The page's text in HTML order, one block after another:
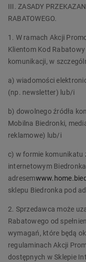
III. ZASADY
RABATOWEGO.
1. W ramach Akcji
Klientom Kod
komunikacji, w
a) wiadomości
(np. newsletter) lub/i
b) dowolnego źródła
Mobilna Biedronki,
reklamowe) lub/i
c) w formie komunikatu
internetowym
adresem
sklepu Biedronka pod
2. Sprzedawca może
Rabatowego od
wymagań, które będą
regulaminach Akcji
dostępnych w Sklepie